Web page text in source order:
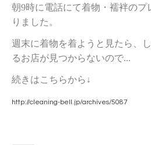
朝9時に電話にて着物・襦袢のプ
りました。
週末に着物を着ようと見たら、
るお店が見つからないので...
続きはこちらから↓
http://cleaning-bell.jp/archives/5087